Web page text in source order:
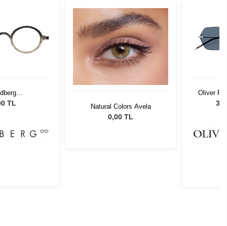
TL Natural Colors Avela
0,00 TL
Oliver